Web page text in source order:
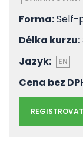
Forma:Self-
Délka kurzu:
Jazyk:
EN
Cena bez
REGISTROVAT